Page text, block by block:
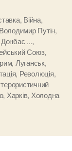
, Війна,
Володимир Путін,
Донбас ...,
Союз,
, Луганськ,
, Революція,
терористичний
, Харків, Холодна